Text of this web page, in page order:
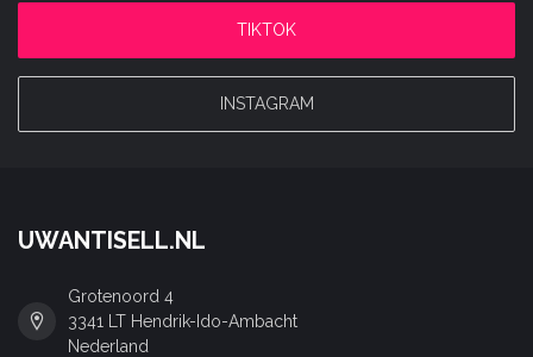
TIKTOK
INSTAGRAM
UWANTISELL.NL
Grotenoord 4
3341 LT Hendrik-Ido-Ambacht
Nederland